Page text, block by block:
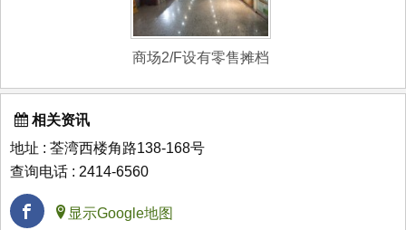
商场2/F设有零售摊档
相关资讯
地址 : 荃湾西楼角路138-168号
查询电话 : 2414-6560
显示Google地图